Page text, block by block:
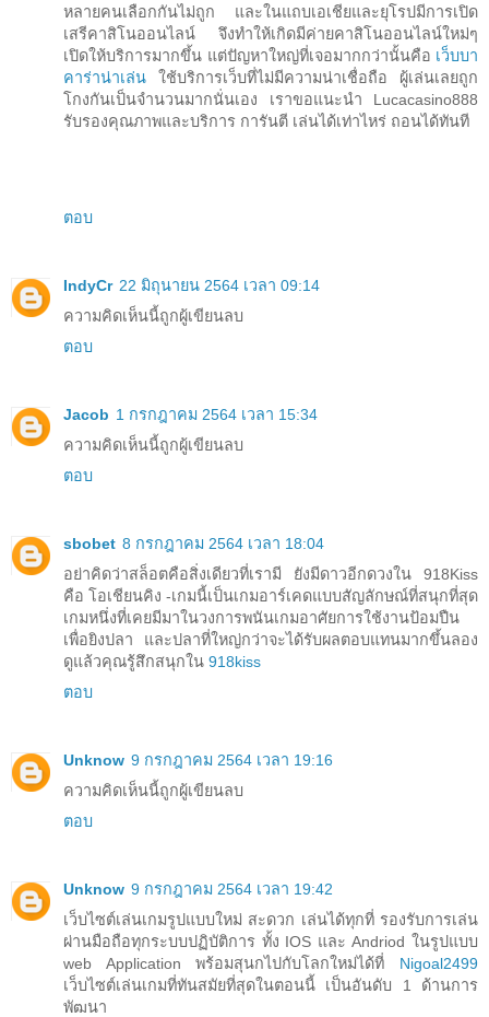
หลายคนเลือกกันไม่ถูก และในแถบเอเชียและยุโรปมีการเปิด
เสรีคาสิโนออนไลน์ จึงทำให้เกิดมีค่ายคาสิโนออนไลน์ใหม่ๆ
เปิดให้บริการมากขึ้น แต่ปัญหาใหญ่ที่เจอมากกว่านั้นคือ เว็บบา
คาร่าน่าเล่น ใช้บริการเว็บที่ไม่มีความน่าเชื่อถือ ผู้เล่นเลยถูก
โกงกันเป็นจำนวนมากนั่นเอง เราขอแนะนำ Lucacasino888
รับรองคุณภาพและบริการ การันตี เล่นได้เท่าไหร่ ถอนได้ทันที
ตอบ
IndyCr 22 มิถุนายน 2564 เวลา 09:14
ความคิดเห็นนี้ถูกผู้เขียนลบ
ตอบ
Jacob 1 กรกฎาคม 2564 เวลา 15:34
ความคิดเห็นนี้ถูกผู้เขียนลบ
ตอบ
sbobet 8 กรกฎาคม 2564 เวลา 18:04
อย่าคิดว่าสล็อตคือสิ่งเดียวที่เรามี ยังมีดาวอีกดวงใน 918Kiss
คือ โอเชียนคิง -เกมนี้เป็นเกมอาร์เคดแบบสัญลักษณ์ที่สนุกที่สุด
เกมหนึ่งที่เคยมีมาในวงการพนันเกมอาศัยการใช้งานป้อมปืน
เพื่อยิงปลา และปลาที่ใหญ่กว่าจะได้รับผลตอบแทนมากขึ้นลอง
ดูแล้วคุณรู้สึกสนุกใน 918kiss
ตอบ
Unknow 9 กรกฎาคม 2564 เวลา 19:16
ความคิดเห็นนี้ถูกผู้เขียนลบ
ตอบ
Unknow 9 กรกฎาคม 2564 เวลา 19:42
เว็บไซต์เล่นเกมรูปแบบใหม่ สะดวก เล่นได้ทุกที่ รองรับการเล่น
ผ่านมือถือทุกระบบปฏิบัติการ ทั้ง IOS และ Andriod ในรูปแบบ
web Application พร้อมสุนกไปกับโลกใหม่ได้ที่ Nigoal2499
เว็บไซต์เล่นเกมที่ทันสมัยที่สุดในตอนนี้ เป็นอันดับ 1 ด้านการ
พัฒนา